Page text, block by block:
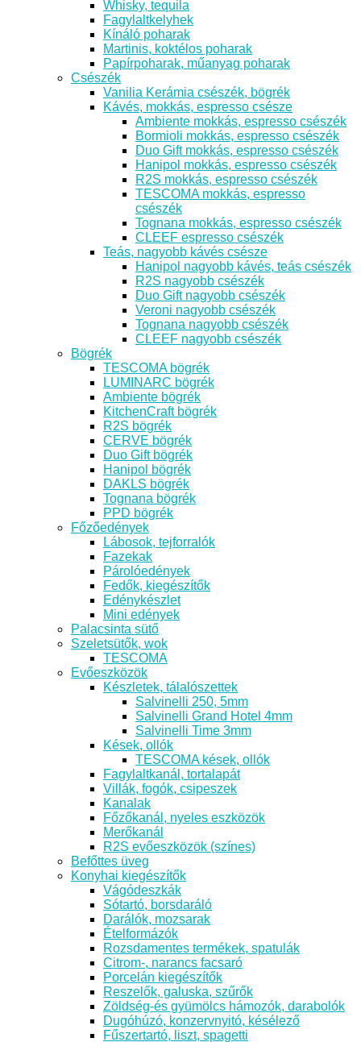
Whisky, tequila
Fagylaltkelyhek
Kínáló poharak
Martinis, koktélos poharak
Papírpoharak, műanyag poharak
Csészék
Vanilia Kerámia csészék, bögrék
Kávés, mokkás, espresso csésze
Ambiente mokkás, espresso csészék
Bormioli mokkás, espresso csészék
Duo Gift mokkás, espresso csészék
Hanipol mokkás, espresso csészék
R2S mokkás, espresso csészék
TESCOMA mokkás, espresso
csészék
Tognana mokkás, espresso csészék
CLEEF espresso csészék
Teás, nagyobb kávés csésze
Hanipol nagyobb kávés, teás csészék
R2S nagyobb csészék
Duo Gift nagyobb csészék
Veroni nagyobb csészék
Tognana nagyobb csészék
CLEEF nagyobb csészék
Bögrék
TESCOMA bögrék
LUMINARC bögrék
Ambiente bögrék
KitchenCraft bögrék
R2S bögrék
CERVE bögrék
Duo Gift bögrék
Hanipol bögrék
DAKLS bögrék
Tognana bögrék
PPD bögrék
Főzőedények
Lábosok, tejforralók
Fazekak
Párolóedények
Fedők, kiegészítők
Edénykészlet
Mini edények
Palacsinta sütő
Szeletsütők, wok
TESCOMA
Evőeszközök
Készletek, tálalószettek
Salvinelli 250, 5mm
Salvinelli Grand Hotel 4mm
Salvinelli Time 3mm
Kések, ollók
TESCOMA kések, ollók
Fagylaltkanál, tortalapát
Villák, fogók, csipeszek
Kanalak
Főzőkanál, nyeles eszközök
Merőkanál
R2S evőeszközök (színes)
Befőttes üveg
Konyhai kiegészítők
Vágódeszkák
Sótartó, borsdaráló
Darálók, mozsarak
Ételformázók
Rozsdamentes termékek, spatulák
Citrom-, narancs facsaró
Porcelán kiegészítők
Reszelők, galuska, szűrők
Zöldség-és gyümölcs hámozók, darabolók
Dugóhúzó, konzervnyitó, késélező
Fűszertartó, liszt, spagetti